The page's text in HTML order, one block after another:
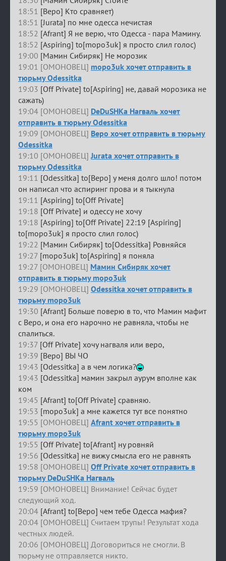
18:51 [Веро] Кто сравняет)
18:51 [Jurata] по мне одесса нечистая
18:52 [Afrant] Я не верю, что Одесса - пара Мамину.
18:52 [Aspiring] to[mopo3uk] я просто слил голос)
19:00 [Мамин Сибиряк] Не морозик
19:01 [ОМОНОВЕЦ] mopo3uk хочет отправить в
тюрьму Odessitka
19:03 [Off Private] to[Aspiring] не, давай морозика не
сажать)
19:04 [ОМОНОВЕЦ] DeDuSHKa Нагваль хочет
отправить в тюрьму Odessitka
19:09 [ОМОНОВЕЦ] Веро хочет отправить в тюрьму
Odessitka
19:10 [ОМОНОВЕЦ] Jurata хочет отправить в
тюрьму Odessitka
19:11 [Odessitka] to[Веро] у меня долго шло! потом
он написал что аспиринг прова и я тыкнула
19:11 [Aspiring] to[Off Private]
19:18 [Off Private] и одессу не хочу
19:18 [Aspiring] to[Off Private] 22:19 [Aspiring]
to[mopo3uk] я просто слил голос)
19:22 [Мамин Сибиряк] to[Odessitka] Ровняйся
19:27 [mopo3uk] to[Aspiring] я поняла
19:27 [ОМОНОВЕЦ] Мамин Сибиряк хочет
отправить в тюрьму mopo3uk
19:29 [ОМОНОВЕЦ] Odessitka хочет отправить в
тюрьму mopo3uk
19:30 [Afrant] Больше поверю в то, что Мамин мафит
с Веро, и она его нарочно не равняла, чтобы не
спалиться.
19:37 [Off Private] хочу нагваля или веро,
19:39 [Веро] ВЫ ЧО
19:43 [Odessitka] а в чем логика?
19:43 [Odessitka] мамин закрыл аурум вполне как
ком
19:45 [Afrant] to[Off Private] сравняю.
19:53 [mopo3uk] а мне кажется тут все понятно
19:55 [ОМОНОВЕЦ] Afrant хочет отправить в
тюрьму mopo3uk
19:55 [Off Private] to[Afrant] ну ровняй
19:56 [Odessitka] не вижу смысла его не равнять
19:58 [ОМОНОВЕЦ] Off Private хочет отправить в
тюрьму DeDuSHKa Нагваль
19:59 [ОМОНОВЕЦ] Внимание! Сейчас будет
следующий ход.
20:04 [Afrant] to[Веро] чем тебе Одесса мафия?
20:04 [ОМОНОВЕЦ] Считаем трупы! Результат хода
честных людей.
20:06 [ОМОНОВЕЦ] Договориться не смогли. В
тюрьму не отправляется никто.